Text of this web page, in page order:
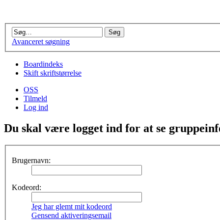
Avanceret søgning
Boardindeks
Skift skriftstørrelse
OSS
Tilmeld
Log ind
Du skal være logget ind for at se
Brugernavn:
Kodeord:
Jeg har glemt mit kodeord
Gensend aktiveringsemail